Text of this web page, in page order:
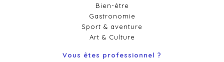
Bien-être
Gastronomie
Sport & aventure
Art & Culture
Vous êtes professionnel ?